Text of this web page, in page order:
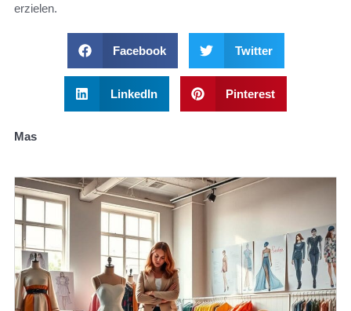
erzielen.
Facebook Twitter
LinkedIn Pinterest
Mas